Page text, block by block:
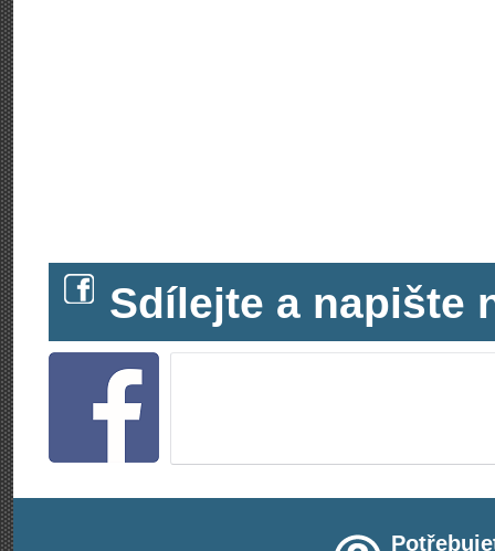
Sdílejte a napište